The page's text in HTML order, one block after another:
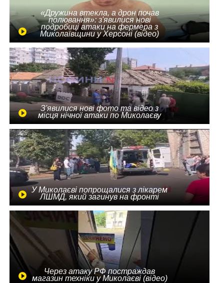
«Дружина втекла, а дрон почав
полювання»: з'явилися нові
подробиці атаки на фермера з
Миколаївщини у Херсоні (відео)
З'явилися нові фото та відео з
місця нічної атаки по Миколаєву
У Миколаєві попрощалися з лікарем
ЛШМД, який загинув на фронті
Через атаку РФ постраждав
магазин техніки у Миколаєві (відео)